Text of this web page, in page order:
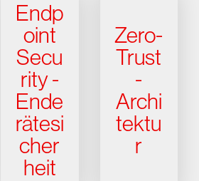
Endp
oint
Secu
rity -
Ende
rätesi
cher
heit
Zero-
Trust
-
Archi
tektu
r